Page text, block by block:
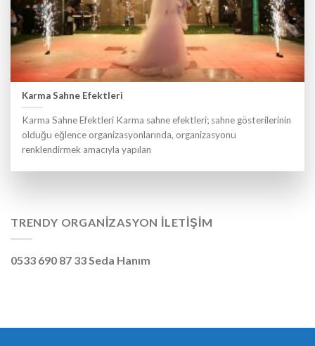
Karma Sahne Efektleri
Karma Sahne Efektleri Karma sahne efektleri; sahne gösterilerinin
olduğu eğlence organizasyonlarında, organizasyonu
renklendirmek amacıyla yapılan
TRENDY ORGANIZASYON İLETIŞIM
0533 690 87 33 Seda Hanım